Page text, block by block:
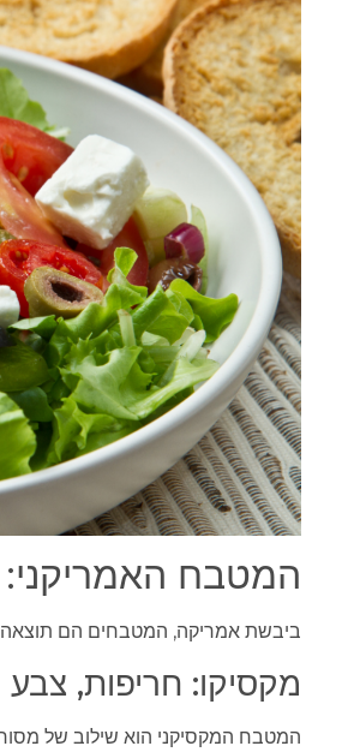
המטבח
ביבשת אמריקה, המטבחים הם תוצאה
מקסיקו: חריפות, צבע
המטבח המקסיקני הוא שילוב של